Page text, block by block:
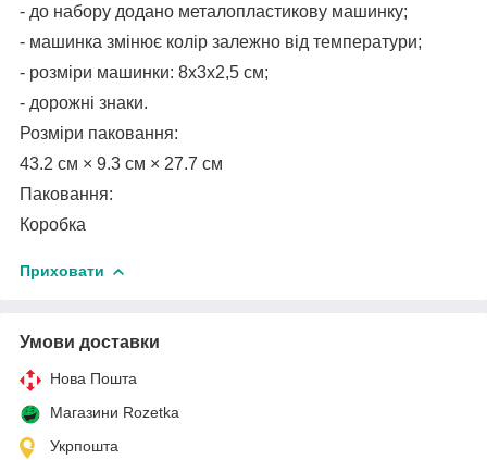
- до набору додано металопластикову машинку;
- машинка змінює колір залежно від температури;
- розміри машинки: 8х3х2,5 см;
- дорожні знаки.
Розміри паковання:
43.2 см × 9.3 см × 27.7 см
Паковання:
Коробка
Приховати
Умови доставки
Нова Пошта
Магазини Rozetka
Укрпошта